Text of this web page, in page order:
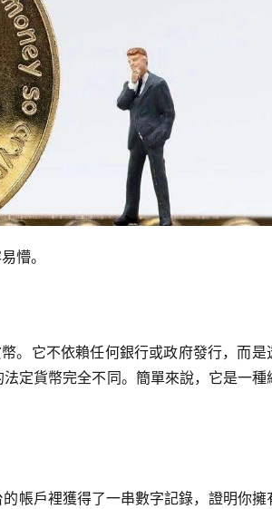
懵。
。它不依賴任何銀行或政府發行，而是
定貨幣完全不同。簡單來說，它是一種
帳戶裡獲得了一串數字記錄，證明你擁